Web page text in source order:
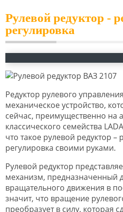
Рулевой редуктор -
регулировка
Редуктор рулевого
механическое устройство,
сейчас, преимущественно на
классического семейства
что такое рулевой редуктор –
регулировка своими руками.
Рулевой редуктор
механизм, предназначенный
вращательного движения в
значит, что вращение
преобразует в силу, которая